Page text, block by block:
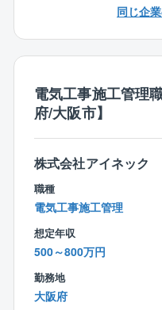
治体様からお声掛けを
◎急成長中！
の勢いで成長を遂げて
株式上場も控える中で
同社だからこそ初回の
すいのも魅力の1つです
※プロジェクトの一例
・学校、病院、オフィ
り替え
・EV自動車の充電スタ
整備
・快適な室内環境を実
（電力等）のコスト削減
・電力等のエネルギー
・自家消費型太陽光発
【配属先について】
代5名・30代6名・40代
※他、他部署含めて全95
◎IT化の推進
現在、組織として業務
工管理は泥臭い」。
ール導入を促進しており
同社が担当する工事の
工事が中心で、中には
り、やりがいとスキル
取引先の9割以上を官
東京都を中心に関東エ
直行直帰も可能です。
【キャリアパス】
入社後は同社の施工管
徐々に担当する施工管
ち→将来は施工管理部門
と共に、業務指導や人
考えております。
【業務の魅力】
◎社会貢献性
同じ企
電気工事施工管理
府/大阪市】
株式会社アイネック
職種
電気工事施工管理
想定年収
500～800万円
勤務地
大阪府